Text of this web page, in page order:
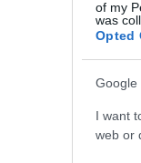
of my
was
Opted
Google
I want
web or